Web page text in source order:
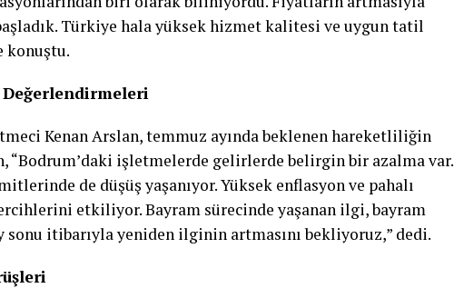
Türkiye hala yüksek hizmet kalitesi ve uygun tatil
konuştu.
Değerlendirmeleri
Kenan Arslan, temmuz ayında beklenen hareketliliğin
“Bodrum’daki işletmelerde gelirlerde belirgin bir azalma var.
de düşüş yaşanıyor. Yüksek enflasyon ve pahalı
etkiliyor. Bayram sürecinde yaşanan ilgi, bayram
sonu itibarıyla yeniden ilginin artmasını bekliyoruz,” dedi.